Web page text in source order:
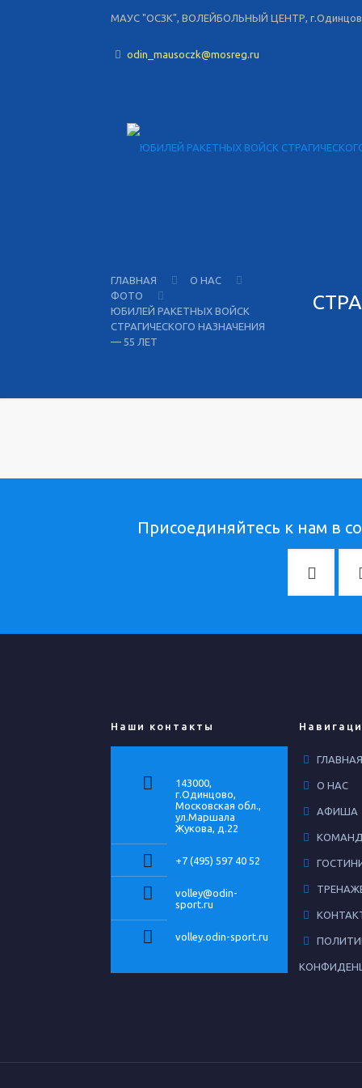
МАУС "ОСЗК", ВОЛЕЙБОЛЬНЫЙ ЦЕНТР,
odin_mausoczk@mosreg.ru
ГЛАВНАЯ
О НАС
ФОТО
ЮБИЛЕЙ РАКЕТНЫХ ВОЙСК
СТРАГИЧЕСКОГО НАЗНАЧЕНИЯ
— 55 ЛЕТ
Присоединяйтесь к нам в
Наши контакты
143000,
г.Одинцово,
Московская обл.,
ул.Маршала
Жукова, д.22
+7 (495) 597 40 52
volley@odin-
sport.ru
volley.odin-sport.ru
ГЛАВНАЯ
О НАС
АФИША